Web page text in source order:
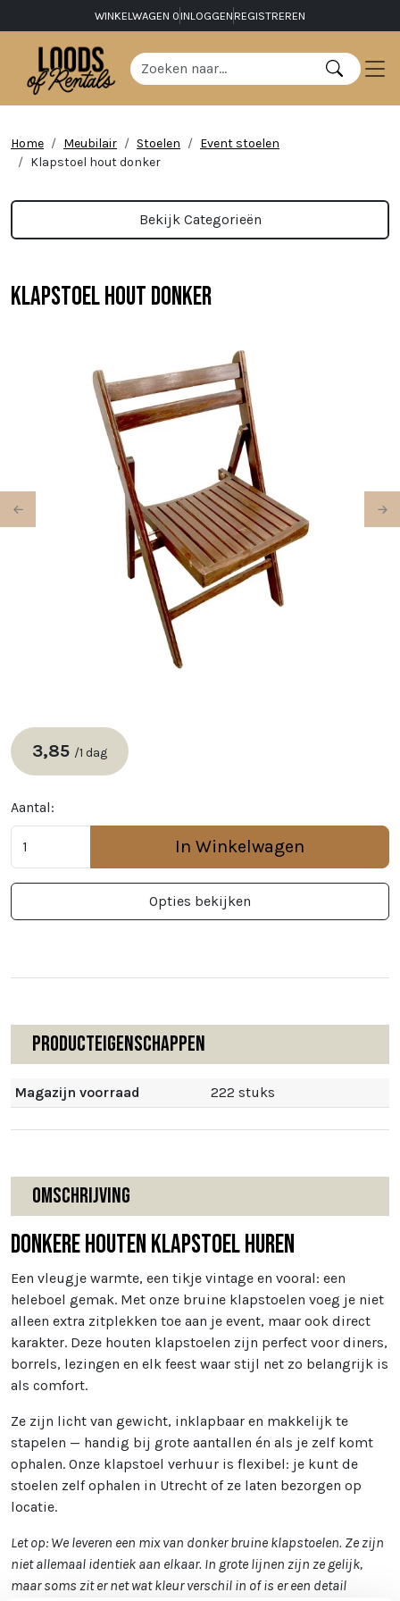
WINKELWAGEN 0 INLOGGEN REGISTREREN
Home Meubilair Stoelen
Event stoelen
Klapstoel hout donker
Bekijk Categorieën
Klapstoel hout donker
3,85 /1 dag
Aantal:
In Winkelwagen
Opties bekijken
Previous
Producteigenschappen
Magazijn voorraad 222 stuks
Omschrijving
Donkere Houten Klapstoel Huren
Een vleugje warmte, een tikje vintage en vooral: een
heleboel gemak. Met onze bruine klapstoelen voeg je niet
alleen extra zitplekken toe aan je event, maar ook direct
karakter. Deze houten klapstoelen zijn perfect voor diners,
borrels, lezingen en elk feest waar stijl net zo belangrijk is
als comfort.
Ze zijn licht van gewicht, inklapbaar en makkelijk te
stapelen — handig bij grote aantallen én als je zelf komt
ophalen. Onze klapstoel verhuur is flexibel: je kunt de
stoelen zelf ophalen in Utrecht of ze laten bezorgen op
locatie.
Let op: We leveren een mix van donker bruine klapstoelen. Ze zijn
niet allemaal identiek aan elkaar. In grote lijnen zijn ze gelijk,
maar soms zit er net wat kleur verschil in of is er een detail